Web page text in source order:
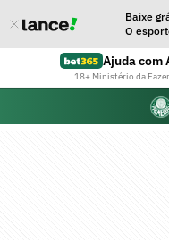
Baixe
O
Ajuda com
18+ Ministério da